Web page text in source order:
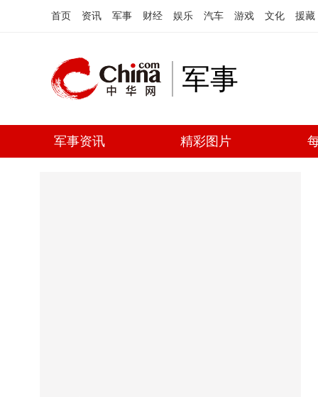
首页 资讯 军事 财经 娱乐 汽车 游戏 文化 援藏
军事
军事资讯 精彩图片